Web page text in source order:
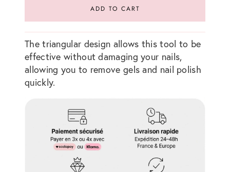
ADD TO CART
The triangular design allows this tool to be
effective without damaging your nails,
allowing you to remove gels and nail polish
quickly.